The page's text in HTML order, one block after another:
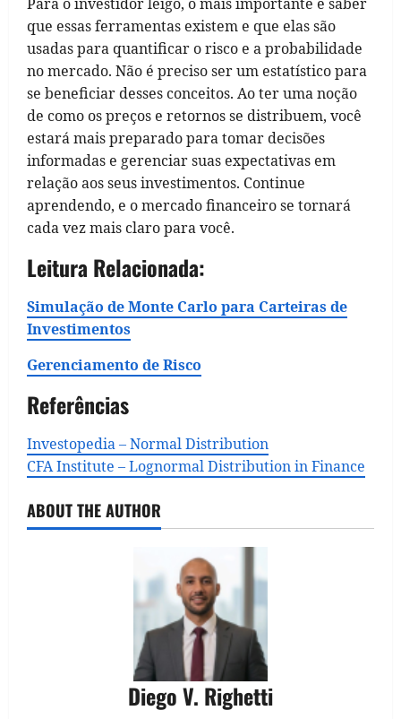
que essas ferramentas existem e que elas são
usadas para quantificar o risco e a probabilidade
no mercado. Não é preciso ser um estatístico para
se beneficiar desses conceitos. Ao ter uma noção
de como os preços e retornos se distribuem, você
estará mais preparado para tomar decisões
informadas e gerenciar suas expectativas em
relação aos seus investimentos. Continue
aprendendo, e o mercado financeiro se tornará
cada vez mais claro para você.
Leitura Relacionada:
Simulação de Monte Carlo para Carteiras de
Investimentos
Gerenciamento de Risco
Referências
Investopedia – Normal Distribution
CFA Institute – Lognormal Distribution in Finance
ABOUT THE AUTHOR
Diego V. Righetti